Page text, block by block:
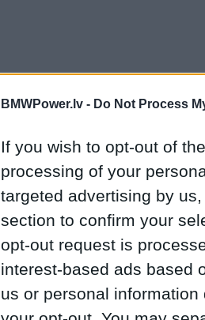
BMWPower.lv - Do Not Process
If you wish to opt-out of
processing of your
targeted advertising by
section to confirm your
opt-out request is
interest-based ads based
us or personal